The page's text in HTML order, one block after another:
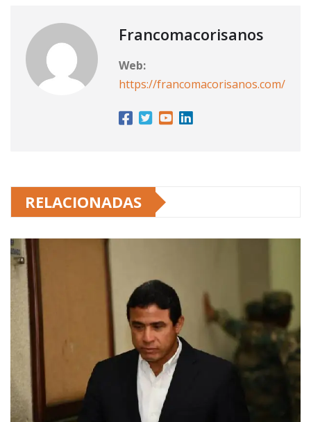
Francomacorisanos
Web:
https://francomacorisanos.com/
RELACIONADAS